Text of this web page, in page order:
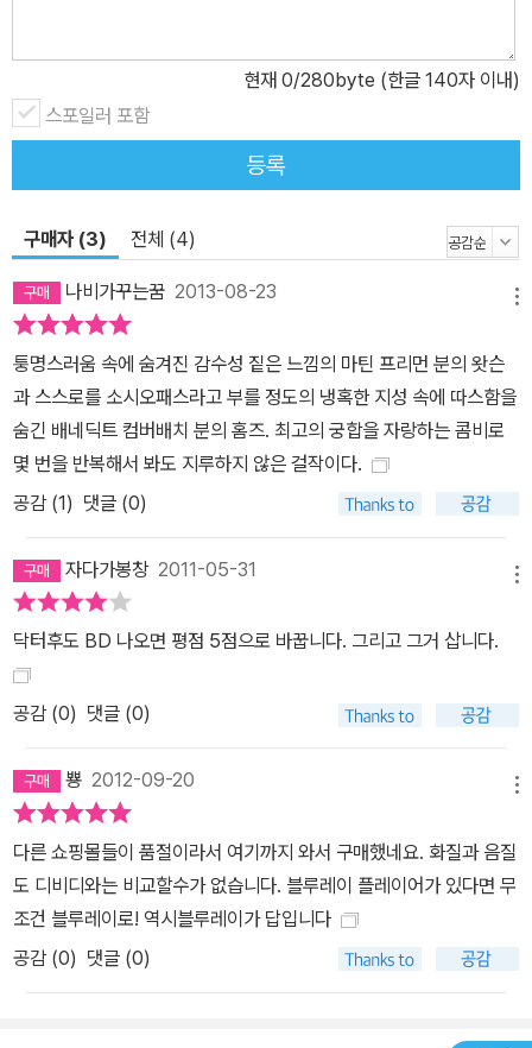
현재 0/280byte (한글 140자 이내)
스포일러 포함
등록
구매자 (3) 전체 (4)
나비가꾸는꿈 2013-08-23
퉁명스러움 속에 숨겨진 감수성 짙은 느낌의 마틴 프리먼 분의 왓슨
과 스스로를 소시오패스라고 부를 정도의 냉혹한 지성 속에 따스함을
숨긴 배네딕트 컴버배치 분의 홈즈. 최고의 궁합을 자랑하는 콤비로
몇 번을 반복해서 봐도 지루하지 않은 걸작이다.
공감 (1) 댓글 (0)
자다가봉창2011-05-31
닥터후도 BD 나오면 평점 5점으로 바꿉니다. 그리고 그거 삽니다.
공감 (0) 댓글 (0)
뿅 2012-09-20
다른 쇼핑몰들이 품절이라서 여기까지 와서 구매했네요. 화질과 음질
도 디비디와는 비교할수가 없습니다. 블루레이 플레이어가 있다면 무
조건 블루레이로! 역시블루레이가 답입니다
공감 (0) 댓글 (0)